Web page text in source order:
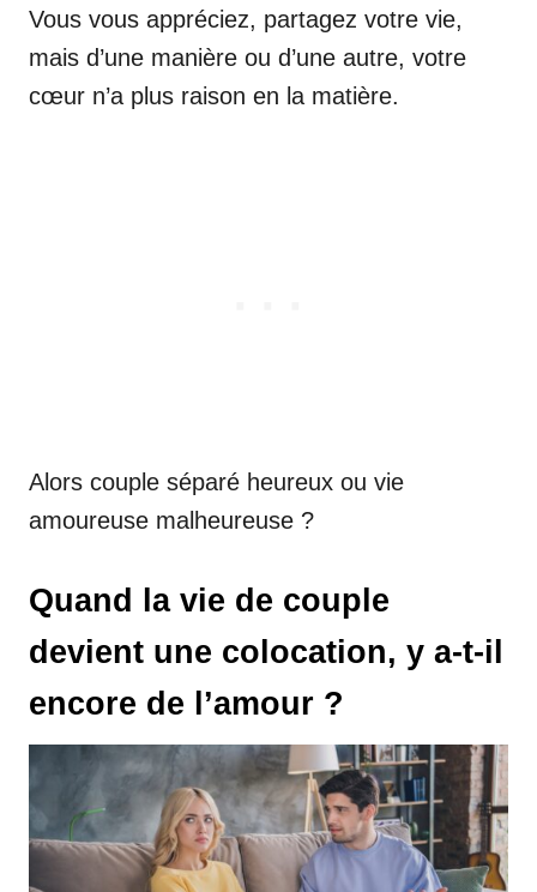
Vous vous appréciez, partagez votre vie,
mais d’une manière ou d’une autre, votre
cœur n’a plus raison en la matière.
Alors couple séparé heureux ou vie
amoureuse malheureuse ?
Quand la vie de couple
devient une colocation, y a-t-il
encore de l’amour ?